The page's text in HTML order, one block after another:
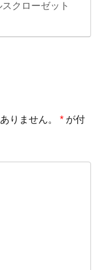
クローゼット
りません。 * が付